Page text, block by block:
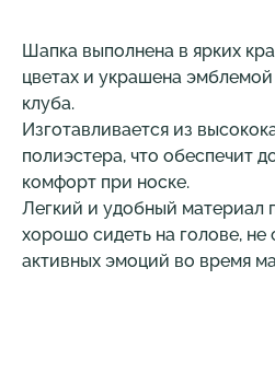
Шапка выполнена в ярких
цветах и украшена
клуба.
Изготавливается из
полиэстера, что обеспечит
комфорт при носке.
Легкий и удобный материал
хорошо сидеть на голове, не
активных эмоций во время